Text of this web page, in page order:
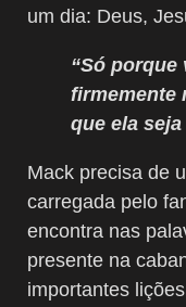
um dia: Deus,
“Só porque
firmemente
que ela
Mack precisa de
carregada pelo
encontra nas
presente na
importantes